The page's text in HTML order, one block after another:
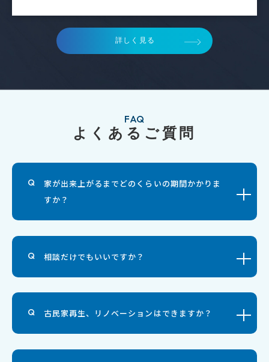
詳しく見る
FAQ
よくあるご質問
家が出来上がるまでどのくらいの期間かかりま
すか？
相談だけでもいいですか？
古民家再生、リノベーションはできますか？